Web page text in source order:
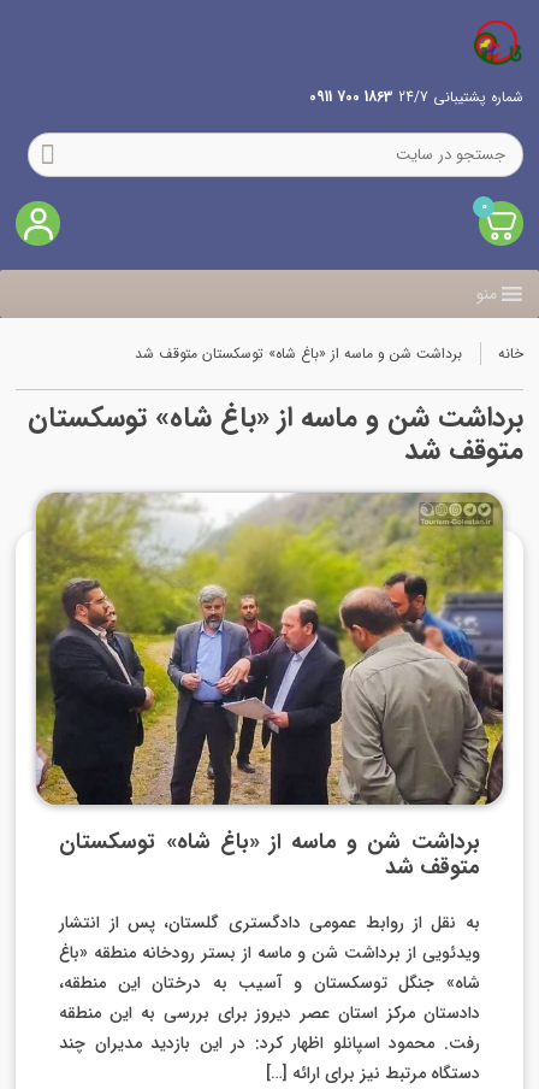
شماره پشتیبانی 24/7 1863 700 0911
0
منو
خانه برداشت شن و ماسه از «باغ شاه» توسکستان متوقف شد
برداشت شن و ماسه از «باغ شاه» توسکستان
متوقف شد
برداشت شن و ماسه از «باغ شاه» توسکستان
متوقف شد
به نقل از روابط عمومی دادگستری گلستان، پس از انتشار
ویدئویی از برداشت شن و ماسه از بستر رودخانه منطقه «باغ
شاه» جنگل توسکستان و آسیب به درختان این منطقه،
دادستان مرکز استان عصر دیروز برای بررسی به این‌ منطقه
رفت. محمود اسپانلو اظهار کرد: در این بازدید مدیران چند
دستگاه مرتبط نیز برای ارائه […]